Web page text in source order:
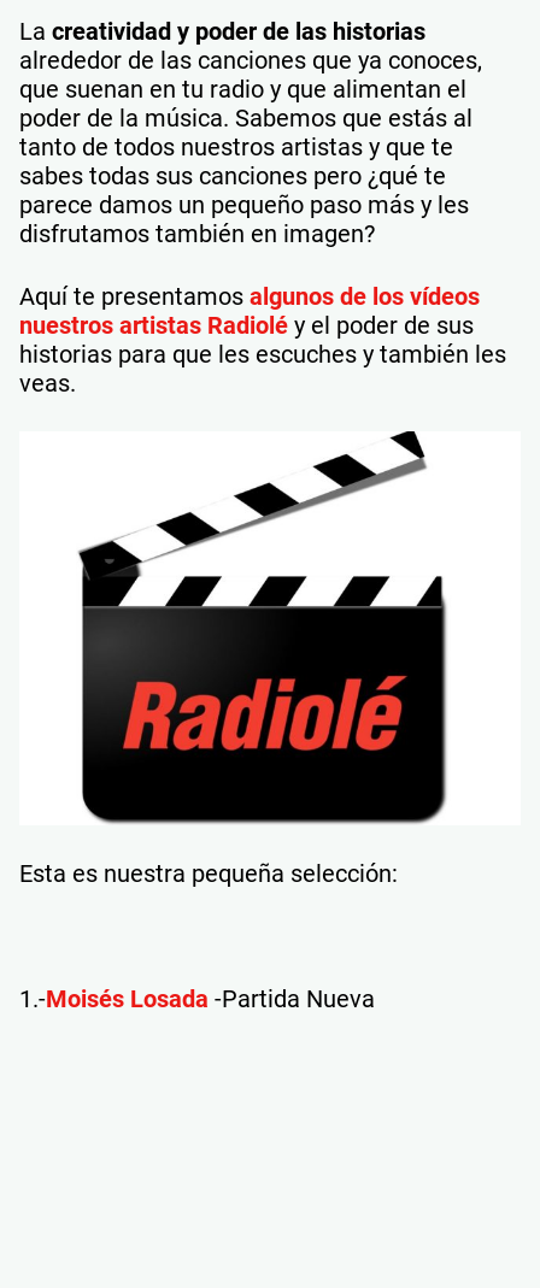
La creatividad y poder de las historias
alrededor de las canciones que ya conoces,
que suenan en tu radio y que alimentan el
poder de la música. Sabemos que estás al
tanto de todos nuestros artistas y que te
sabes todas sus canciones pero ¿qué te
parece damos un pequeño paso más y les
disfrutamos también en imagen?
Aquí te presentamos algunos de los vídeos
nuestros artistas Radiolé y el poder de sus
historias para que les escuches y también les
veas.
Esta es nuestra pequeña selección:
1.-Moisés Losada -Partida Nueva